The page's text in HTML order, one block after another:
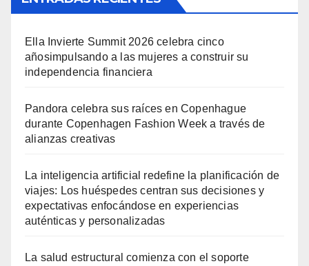
Ella Invierte Summit 2026 celebra cinco
añosimpulsando a las mujeres a construir su
independencia financiera
Pandora celebra sus raíces en Copenhague
durante Copenhagen Fashion Week a través de
alianzas creativas
La inteligencia artificial redefine la planificación de
viajes: Los huéspedes centran sus decisiones y
expectativas enfocándose en experiencias
auténticas y personalizadas
La salud estructural comienza con el soporte